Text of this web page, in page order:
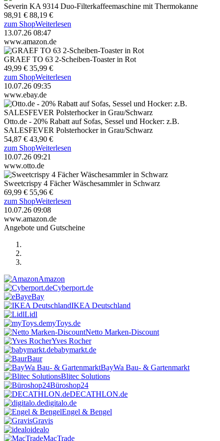
Severin KA 9314 Duo-Filterkaffeemaschine mit Thermokanne
98,91 € 88,19 €
zum ShopWeiterlesen
13.07.26 08:47
www.amazon.de
GRAEF TO 63 2-Scheiben-Toaster in Rot
49,99 € 35,99 €
zum ShopWeiterlesen
10.07.26 09:35
www.ebay.de
Otto.de - 20% Rabatt auf Sofas, Sessel und Hocker: z.B.
SALESFEVER Polsterhocker in Grau/Schwarz
54,87 € 43,90 €
zum ShopWeiterlesen
10.07.26 09:21
www.otto.de
Sweetcrispy 4 Fächer Wäschesammler in Schwarz
69,99 € 55,96 €
zum ShopWeiterlesen
10.07.26 09:08
www.amazon.de
Angebote und Gutscheine
Amazon
Cyberport.de
eBay
IKEA Deutschland
Lidl
myToys.de
Netto Marken-Discount
Yves Rocher
babymarkt.de
Baur
BayWa Bau- & Gartenmarkt
Blitec Solutions
Büroshop24
DECATHLON.de
digitalo.de
Engel & Bengel
Gravis
idealo
MacTrade